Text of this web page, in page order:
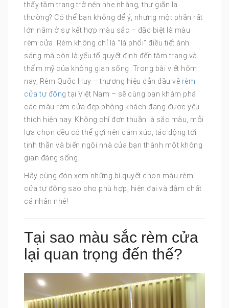
thấy tâm trạng trở nên nhẹ nhàng, thư giãn lạ
thường? Có thể bạn không để ý, nhưng một phần rất
lớn nằm ở sự kết hợp màu sắc – đặc biệt là màu
rèm cửa. Rèm không chỉ là “lá phổi” điều tiết ánh
sáng mà còn là yếu tố quyết định đến tâm trạng và
thẩm mỹ của không gian sống. Trong bài viết hôm
nay, Rèm Quốc Huy – thương hiệu dẫn đầu về rèm
cửa tự động tại Việt Nam – sẽ cùng bạn khám phá
các màu rèm cửa đẹp phòng khách đang được yêu
thích hiện nay. Không chỉ đơn thuần là sắc màu, mỗi
lựa chọn đều có thể gợi nên cảm xúc, tác động tới
tinh thần và biến ngôi nhà của bạn thành một không
gian đáng sống.
Hãy cùng đón xem những bí quyết chọn màu rèm
cửa tự động sao cho phù hợp, hiện đại và đậm chất
cá nhân nhé!
Tại sao màu sắc rèm cửa
lại quan trọng đến thế?